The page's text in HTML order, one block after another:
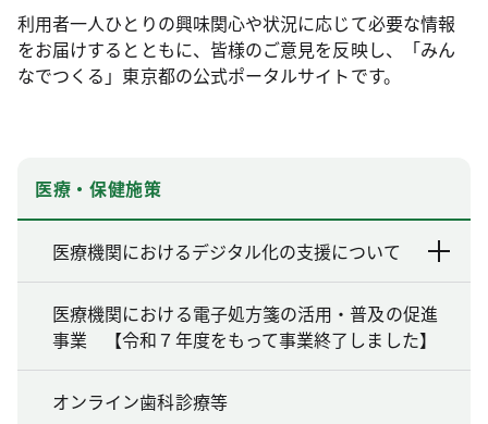
利用者一人ひとりの興味関心や状況に応じて必要な情報
をお届けするとともに、皆様のご意見を反映し、「みん
なでつくる」東京都の公式ポータルサイトです。
医療・保健施策
医療機関におけるデジタル化の支援について
医療機関における電子処方箋の活用・普及の促進
事業 【令和７年度をもって事業終了しました】
オンライン歯科診療等